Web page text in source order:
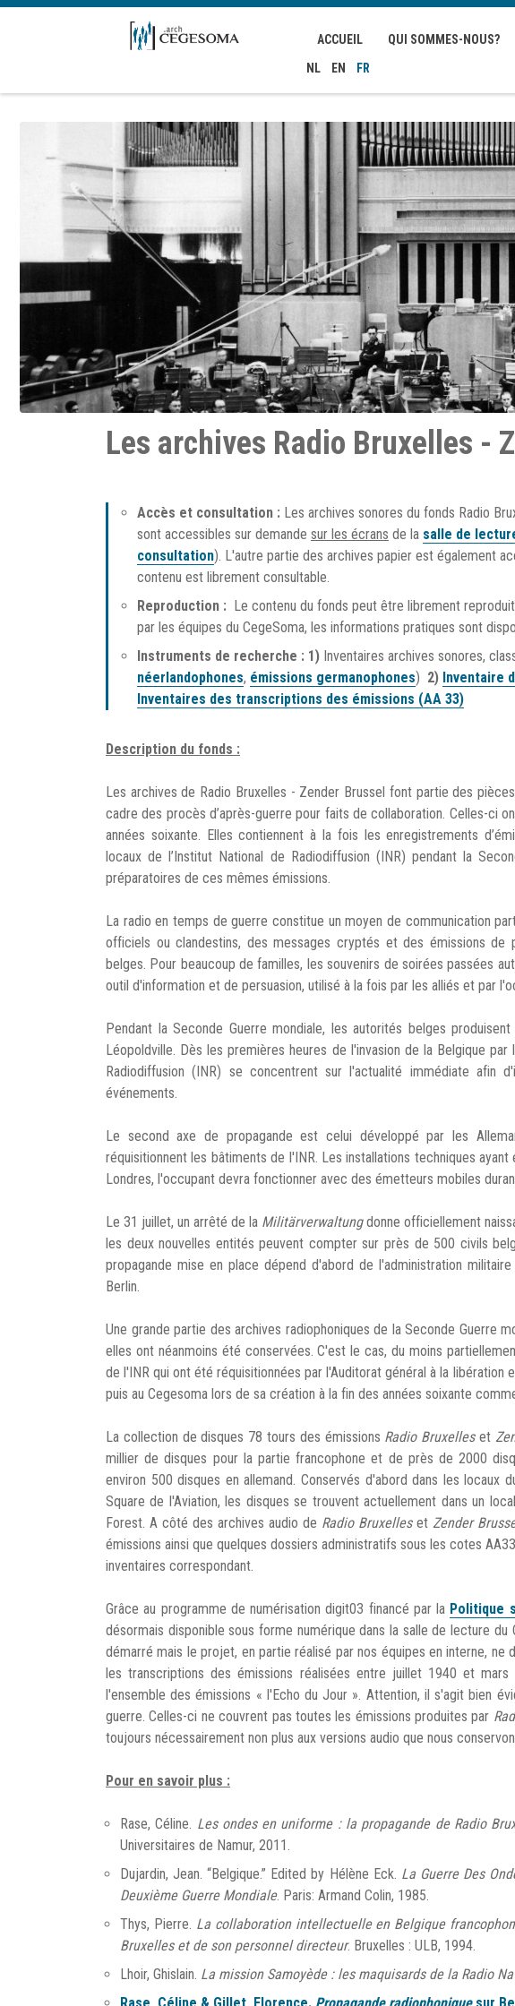
Aller au contenu principal
ACCUEIL QUI SOMMES-NOUS?
NL
EN FR
Les archives Radio Bruxelles -
Accès et consultation : Les archives sonores du fonds Radio
sont accessibles sur demande sur les écrans de la salle de
consultation). L'autre partie des archives papier est également
contenu est librement consultable.
Reproduction : Le contenu du fonds peut être librement
par les équipes du CegeSoma, les informations pratiques sont
Instruments de recherche : 1) Inventaires archives sonores,
néerlandophones, émissions germanophones) 2) Inventaire
Inventaires des transcriptions des émissions (AA 33)
Description du fonds :
Les archives de Radio Bruxelles - Zender Brussel font partie des
cadre des procès d’après-guerre pour faits de collaboration. Celles-ci
années soixante. Elles contiennent à la fois les enregistrements
locaux de l’Institut National de Radiodiffusion (INR) pendant la
préparatoires de ces mêmes émissions.
La radio en temps de guerre constitue un moyen de communication
officiels ou clandestins, des messages cryptés et des émissions de
belges. Pour beaucoup de familles, les souvenirs de soirées passées
outil d'information et de persuasion, utilisé à la fois par les alliés et par
Pendant la Seconde Guerre mondiale, les autorités belges
Léopoldville. Dès les premières heures de l'invasion de la Belgique
Radiodiffusion (INR) se concentrent sur l'actualité immédiate afin
événements.
Le second axe de propagande est celui développé par les
réquisitionnent les bâtiments de l'INR. Les installations techniques
Londres, l'occupant devra fonctionner avec des émetteurs mobiles
Le 31 juillet, un arrêté de la Militärverwaltungdonne officiellement
les deux nouvelles entités peuvent compter sur près de 500 civils
propagande mise en place dépend d'abord de l'administration
Berlin.
Une grande partie des archives radiophoniques de la Seconde Guerre
elles ont néanmoins été conservées. C'est le cas, du moins
de l'INR qui ont été réquisitionnées par l'Auditorat général à la libération
puis au Cegesoma lors de sa création à la fin des années soixante
La collection de disques 78 tours des émissions Radio Bruxelleset
millier de disques pour la partie francophone et de près de 2000
environ 500 disques en allemand. Conservés d'abord dans les locaux
Square de l'Aviation, les disques se trouvent actuellement dans un
Forest. A côté des archives audio de Radio Bruxelleset Zender
émissions ainsi que quelques dossiers administratifs sous les cotes
inventaires correspondant.
Grâce au programme de numérisation digit03 financé par la Politique
désormais disponible sous forme numérique dans la salle de lecture
démarré mais le projet, en partie réalisé par nos équipes en interne, ne
les transcriptions des émissions réalisées entre juillet 1940 et
l'ensemble des émissions « l'Echo du Jour ». Attention, il s'agit bien
guerre. Celles-ci ne couvrent pas toutes les émissions produites par
toujours nécessairement non plus aux versions audio que nous
Pour en savoir plus :
Rase, Céline. Les ondes en uniforme : la propagande de Radio
Universitaires de Namur, 2011.
Dujardin, Jean. “Belgique.” Edited by Hélène Eck. La Guerre Des
Deuxième Guerre Mondiale. Paris: Armand Colin, 1985.
Thys, Pierre. La collaboration intellectuelle en Belgique
Bruxelles et de son personnel directeur. Bruxelles : ULB, 1994.
Lhoir, Ghislain. La mission Samoyède : les maquisards de la Radio